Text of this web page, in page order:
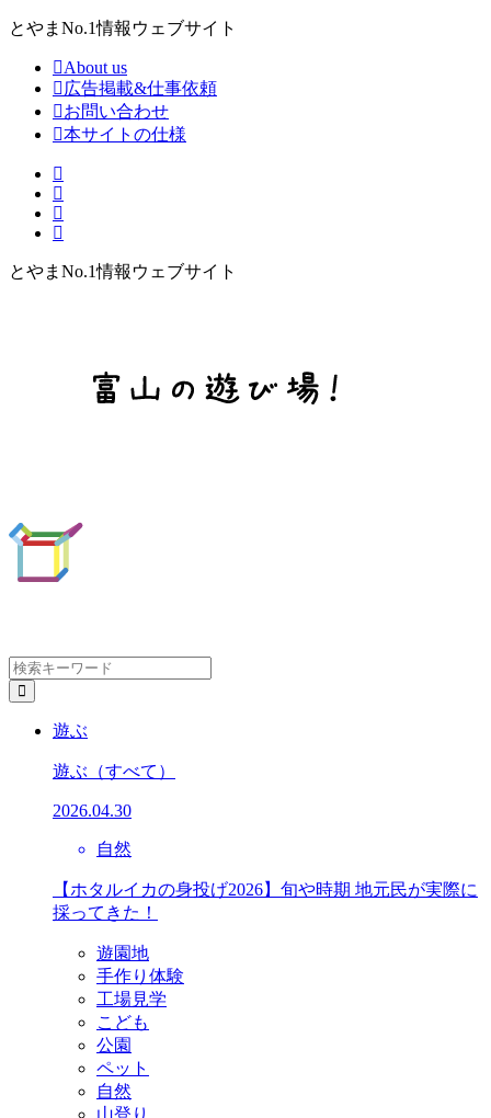
とやまNo.1情報ウェブサイト
About us
広告掲載&仕事依頼
お問い合わせ
本サイトの仕様
とやまNo.1情報ウェブサイト
遊ぶ
遊ぶ （すべて）
2026.04.30
自然
【ホタルイカの身投げ2026】旬や時期 地元民が実際に
採ってきた！
遊園地
手作り体験
工場見学
こども
公園
ペット
自然
山登り